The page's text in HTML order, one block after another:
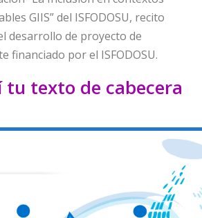
GIIS” del ISFODOSU, recito
desarrollo de proyecto de
financiado por el ISFODOSU.
tu texto de cabecera